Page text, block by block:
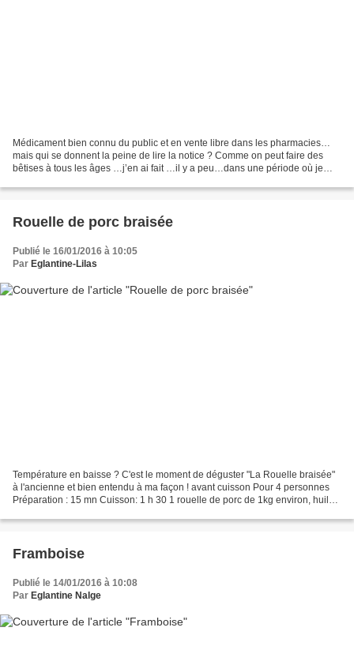
Médicament bien connu du public et en vente libre dans les pharmacies…
mais qui se donnent la peine de lire la notice ? Comme on peut faire des
bêtises à tous les âges …j’en ai fait …il y a peu…dans une période où je
Rouelle de porc braisée
Publié le 16/01/2016 à 10:05
Par Eglantine-Lilas
Température en baisse ? C'est le moment de déguster "La Rouelle braisée"
à l'ancienne et bien entendu à ma façon ! avant cuisson Pour 4 personnes
Préparation : 15 mn Cuisson: 1 h 30 1 rouelle de porc de 1kg environ, huile
Framboise
Publié le 14/01/2016 à 10:08
Par Eglantine Nalge